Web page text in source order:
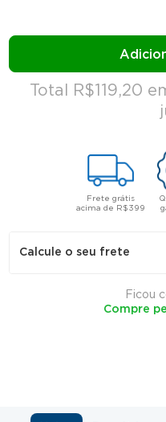
Total R$119,20
Frete grátis
acima de R$399
Calcule o seu frete
Ficou
Compre